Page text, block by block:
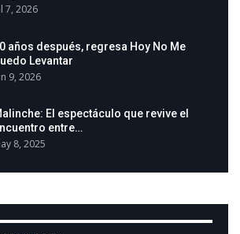
7, 2026
años después, regresa Hoy No Me
Levantar
9, 2026
El espectáculo que revive el
entre…
8, 2025